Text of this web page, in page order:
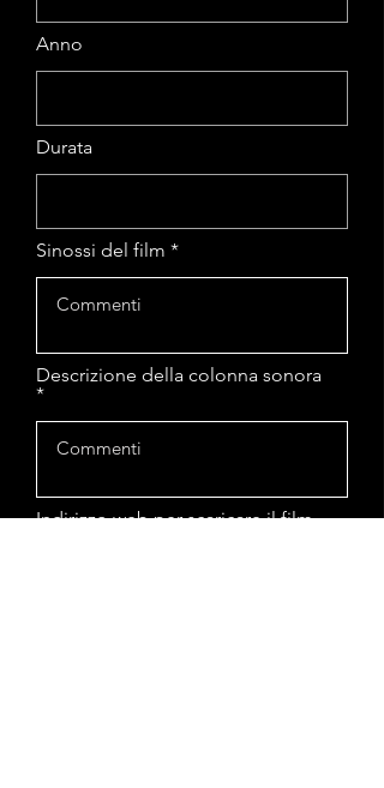
Anno
Durata
Sinossi del film
Descrizione della colonna sonora
Indirizzo web per scaricare il film